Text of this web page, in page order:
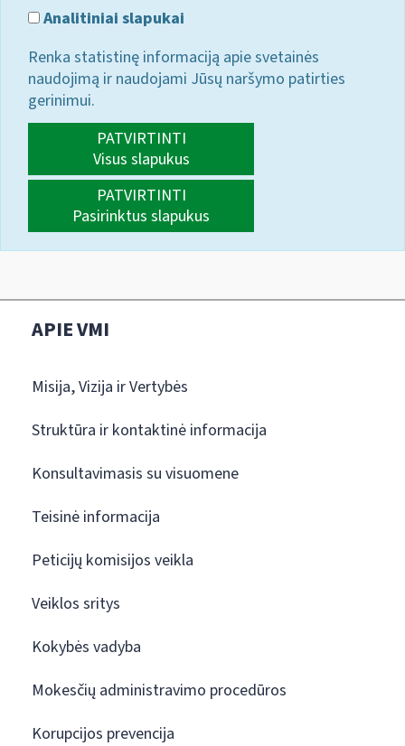
Analitiniai slapukai
Renka statistinę informaciją apie svetainės
naudojimą ir naudojami Jūsų naršymo patirties
gerinimui.
PATVIRTINTI
Visus slapukus
PATVIRTINTI
Pasirinktus slapukus
APIE VMI
Misija, Vizija ir Vertybės
Struktūra ir kontaktinė informacija
Konsultavimasis su visuomene
Teisinė informacija
Peticijų komisijos veikla
Veiklos sritys
Kokybės vadyba
Mokesčių administravimo procedūros
Korupcijos prevencija